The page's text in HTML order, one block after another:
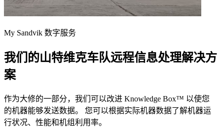
My Sandvik 数字服务
我们的山特维克车队远程信息处理解决方
案
作为大修的一部分，我们可以改进 Knowledge Box™ 以使您
的机器能够发送数据。 您可以根据实际机器数据了解机器运
行状况、性能和机组利用率。